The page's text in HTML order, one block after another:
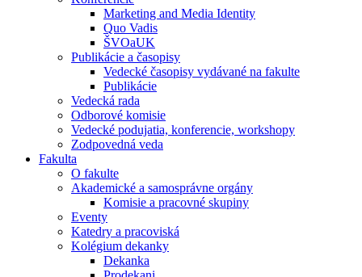
Marketing and Media Identity
Quo Vadis
ŠVOaUK
Publikácie a časopisy
Vedecké časopisy vydávané na fakulte
Publikácie
Vedecká rada
Odborové komisie
Vedecké podujatia, konferencie, workshopy
Zodpovedná veda
Fakulta
O fakulte
Akademické a samosprávne orgány
Komisie a pracovné skupiny
Eventy
Katedry a pracoviská
Kolégium dekanky
Dekanka